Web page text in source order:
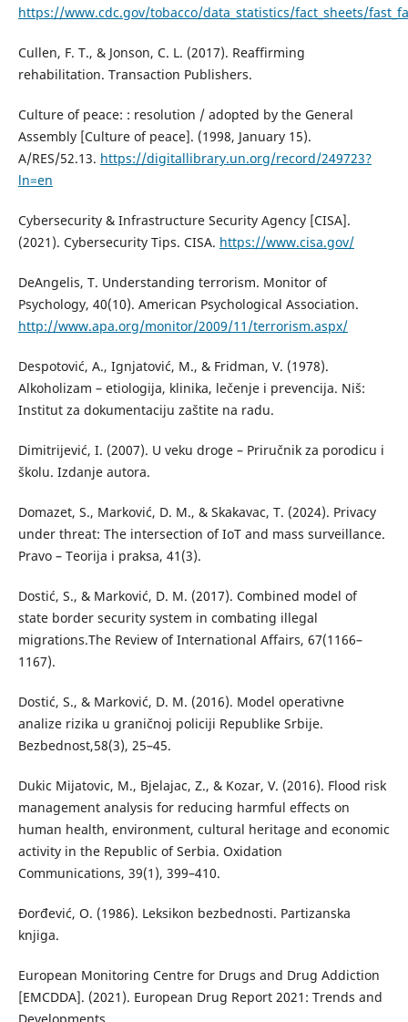
https://www.cdc.gov/tobacco/data_statistics/fact_sheets/
Cullen, F. T., & Jonson, C. L. (2017). Reaffirming
rehabilitation. Transaction Publishers.
Culture of peace: : resolution / adopted by the General
Assembly [Culture of peace]. (1998, January 15).
A/RES/52.13. https://digitallibrary.un.org/record/249723?
ln=en
Cybersecurity & Infrastructure Security Agency [CISA].
(2021). Cybersecurity Tips. CISA. https://www.cisa.gov/
DeAngelis, T. Understanding terrorism. Monitor of
Psychology, 40(10). American Psychological Association.
http://www.apa.org/monitor/2009/11/terrorism.aspx/
Despotović, A., Ignjatović, M., & Fridman, V. (1978).
Alkoholizam – etiologija, klinika, lečenje i prevencija. Niš:
Institut za dokumentaciju zaštite na radu.
Dimitrijević, I. (2007). U veku droge – Priručnik za porodicu i
školu. Izdanje autora.
Domazet, S., Marković, D. M., & Skakavac, T. (2024). Privacy
under threat: The intersection of IoT and mass surveillance.
Pravo – Teorija i praksa, 41(3).
Dostić, S., & Marković, D. M. (2017). Combined model of
state border security system in combating illegal
migrations.The Review of International Affairs, 67(1166–
1167).
Dostić, S., & Marković, D. M. (2016). Model operativne
analize rizika u graničnoj policiji Republike Srbije.
Bezbednost,58(3), 25–45.
Dukic Mijatovic, M., Bjelajac, Z., & Kozar, V. (2016). Flood risk
management analysis for reducing harmful effects on
human health, environment, cultural heritage and economic
activity in the Republic of Serbia. Oxidation
Communications, 39(1), 399–410.
Đorđević, O. (1986). Leksikon bezbednosti. Partizanska
knjiga.
European Monitoring Centre for Drugs and Drug Addiction
[EMCDDA]. (2021). European Drug Report 2021: Trends and